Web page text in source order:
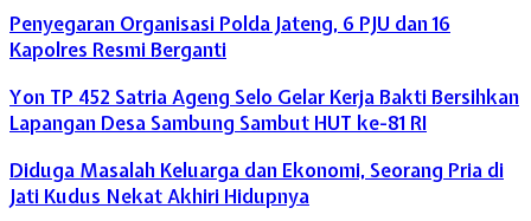
Penyegaran Organisasi Polda Jateng, 6 PJU dan 16
Kapolres Resmi Berganti
Yon TP 452 Satria Ageng Selo Gelar Kerja Bakti Bersihkan
Lapangan Desa Sambung Sambut HUT ke-81 RI
Diduga Masalah Keluarga dan Ekonomi, Seorang Pria di
Jati Kudus Nekat Akhiri Hidupnya